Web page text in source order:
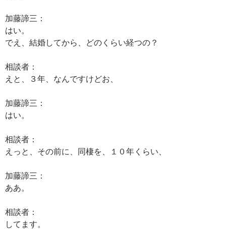
加藤諦三：
はい。
でえ、結婚してから、どのくらい経つの？
相談者：
えと、３年、なんですけどお、
加藤諦三：
はい。
相談者：
えっと、その前に、同棲を、１０年くらい、
加藤諦三：
ああ。
相談者：
してます。